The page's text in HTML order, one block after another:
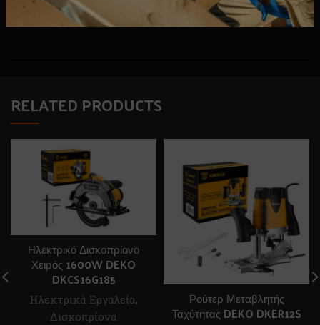
Συσκευασία: κουτί
RELATED PRODUCTS
Ηλεκτρικό Δισκοπρίονο
Χειρός 1600W DEKO
DKCS16G185
Ηλεκτρικά Εργαλεία,
Δισκοπρίονα
Ρούτερ Μεταβλητής
Ταχύτητας DEKO DKER12S